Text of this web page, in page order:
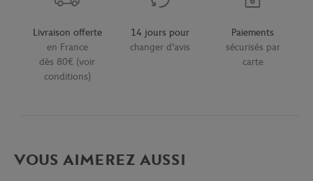
Livraison offerte
en France
dès 80€ (voir
conditions)
14 jours pour
changer d'avis
Paiements
sécurisés par
carte
VOUS AIMEREZ AUSSI